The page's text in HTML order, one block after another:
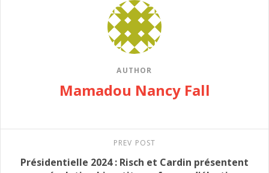
AUTHOR
Mamadou Nancy Fall
PREV POST
Présidentielle 2024 : Risch et Cardin présentent